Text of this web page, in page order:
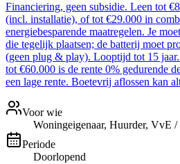
Financiering, geen subsidie. Leen tot
(incl. installatie), of tot €29.000 in
energiebesparende maatregelen. Je
die tegelijk plaatsen; de batterij moet
(geen plug & play). Looptijd tot 15
tot €60.000 is de rente 0% gedurende
een lage rente. Boetevrij aflossen kan
Voor wie
Woningeigenaar, Huurder, VvE
Periode
Doorlopend